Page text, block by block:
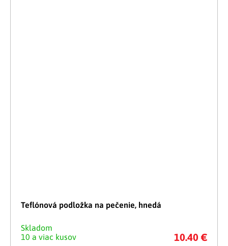
Teflónová podložka na pečenie, hnedá
Skladom
10 a viac kusov
10.40 €